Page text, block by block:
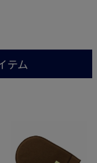
テム